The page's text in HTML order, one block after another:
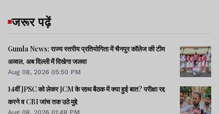
जरूर पढ़ें
Gumla News: राज्य स्तरीय प्रतियोगिता में चैनपुर कॉलेज की टीम
अव्वल, अब दिल्ली में दिखेगा जलवा
Aug 08, 2026 05:50 PM
14वीं JPSC को लेकर JCM के साथ बैठक में क्या हुई बात? परीक्षा रद्द
करने व CBI जांच तक उठे मुद्दे
Aug 08, 2026 01:48 PM